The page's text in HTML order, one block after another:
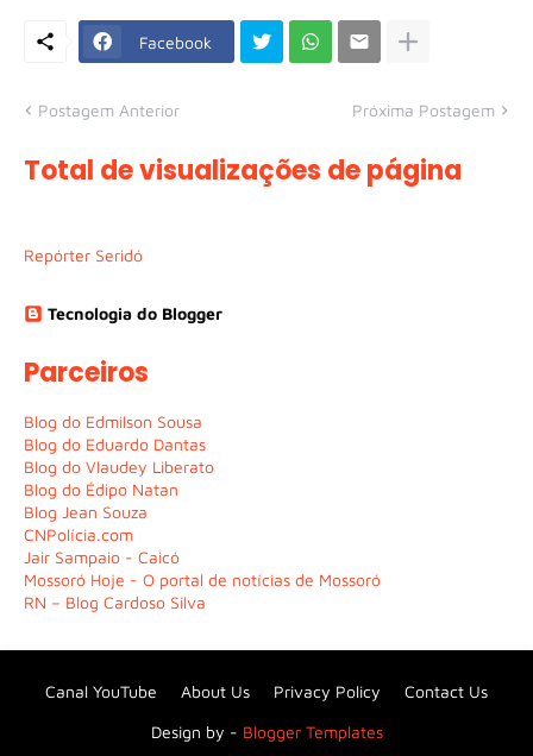
Facebook
Postagem Anterior Próxima Postagem
Total de visualizações de página
Repórter Seridó
Tecnologia do Blogger
Parceiros
Blog do Edmilson Sousa
Blog do Eduardo Dantas
Blog do Vlaudey Liberato
Blog do Édipo Natan
Blog Jean Souza
CNPolícia.com
Jair Sampaio - Caicó
Mossoró Hoje - O portal de notícias de Mossoró
RN – Blog Cardoso Silva
Design by - Blogger Templates
Canal YouTube About Us Privacy Policy Contact Us